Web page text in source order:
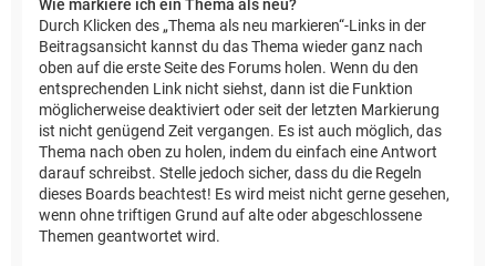
Wie markiere ich ein Thema als neu?
Durch Klicken des „Thema als neu markieren“-Links in der
Beitragsansicht kannst du das Thema wieder ganz nach
oben auf die erste Seite des Forums holen. Wenn du den
entsprechenden Link nicht siehst, dann ist die Funktion
möglicherweise deaktiviert oder seit der letzten Markierung
ist nicht genügend Zeit vergangen. Es ist auch möglich, das
Thema nach oben zu holen, indem du einfach eine Antwort
darauf schreibst. Stelle jedoch sicher, dass du die Regeln
dieses Boards beachtest! Es wird meist nicht gerne gesehen,
wenn ohne triftigen Grund auf alte oder abgeschlossene
Themen geantwortet wird.